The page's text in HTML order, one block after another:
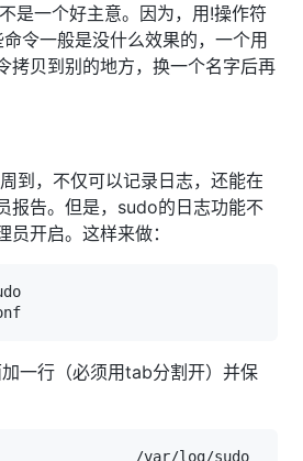
是一个好主意。因为，用!操作符
命令一般是没什么效果的，一个用
拷贝到别的地方，换一个名字后再
到，不仅可以记录日志，还能在
报告。但是，sudo的日志功能不
开启。这样来做：
一行（必须用tab分割开）并保